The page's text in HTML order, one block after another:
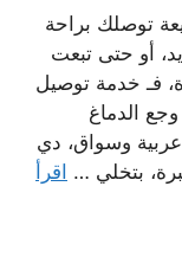
توصلك براحة
أو حتى تبعت
فـ خدمة توصيل
الدماغ
وسواق، دي
بتخلي … اقرأ